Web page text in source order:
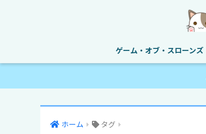
ゲーム・オブ・スローンズ
ホーム タグ